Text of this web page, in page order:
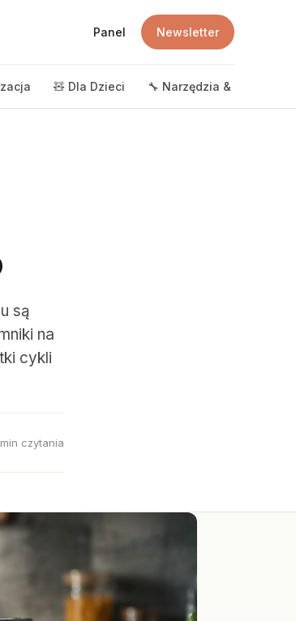
Panel Newsletter
🧸 Dla Dzieci 🔧 Narzędzia & DIY
są
na
cykli
czytania